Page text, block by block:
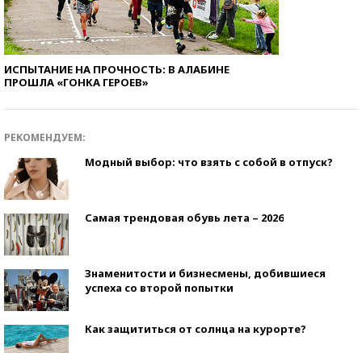
ИСПЫТАНИЕ НА ПРОЧНОСТЬ: В АЛАБИНЕ
ПРОШЛА «ГОНКА ГЕРОЕВ»
РЕКОМЕНДУЕМ:
Модный выбор: что взять с собой в отпуск?
Самая трендовая обувь лета – 2026
Знаменитости и бизнесмены, добившиеся
успеха со второй попытки
Как защититься от солнца на курорте?